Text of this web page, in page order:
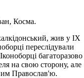
Косма.
жив у IX
переслідували
багаторазово
на свою сторону, але
Православ'ю.